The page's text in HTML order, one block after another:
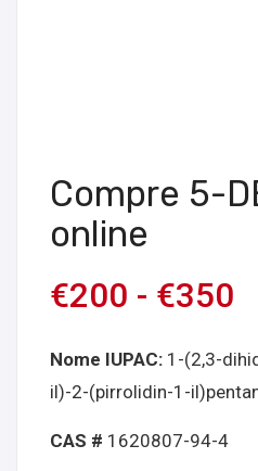
Compre 5-
online
€200 - €350
Nome IUPAC: 1-(2,3-
il)-2-(pirrolidin-1-
CAS # 1620807-94-4